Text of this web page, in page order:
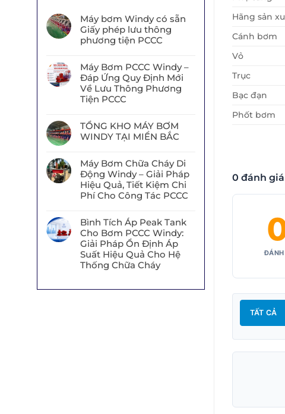
Máy bơm Windy có sẵn
Giấy phép lưu thông
phương tiện PCCC
Máy Bơm PCCC Windy –
Đáp Ứng Quy Định Mới
Về Lưu Thông Phương
Tiện PCCC
TỔNG KHO MÁY BƠM
WINDY TẠI MIỀN BẮC
Máy Bơm Chữa Cháy Di
Động Windy – Giải Pháp
Hiệu Quả, Tiết Kiệm Chi
Phí Cho Công Tác PCCC
Bình Tích Áp Peak Tank
Cho Bơm PCCC Windy:
Giải Pháp Ổn Định Áp
Suất Hiệu Quả Cho Hệ
Thống Chữa Cháy
Hãng sản
Cánh bơm
Vỏ
Trục
Bạc đạn
Phốt bơm
0 đánh
ĐÁNH
TẤT CẢ